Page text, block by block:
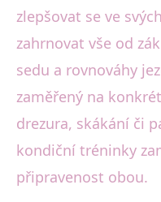
zlepšovat se ve
zahrnovat vše od
sedu a rovnováhy
zaměřený na
drezura, skákání či
kondiční tréninky
připravenost obou.